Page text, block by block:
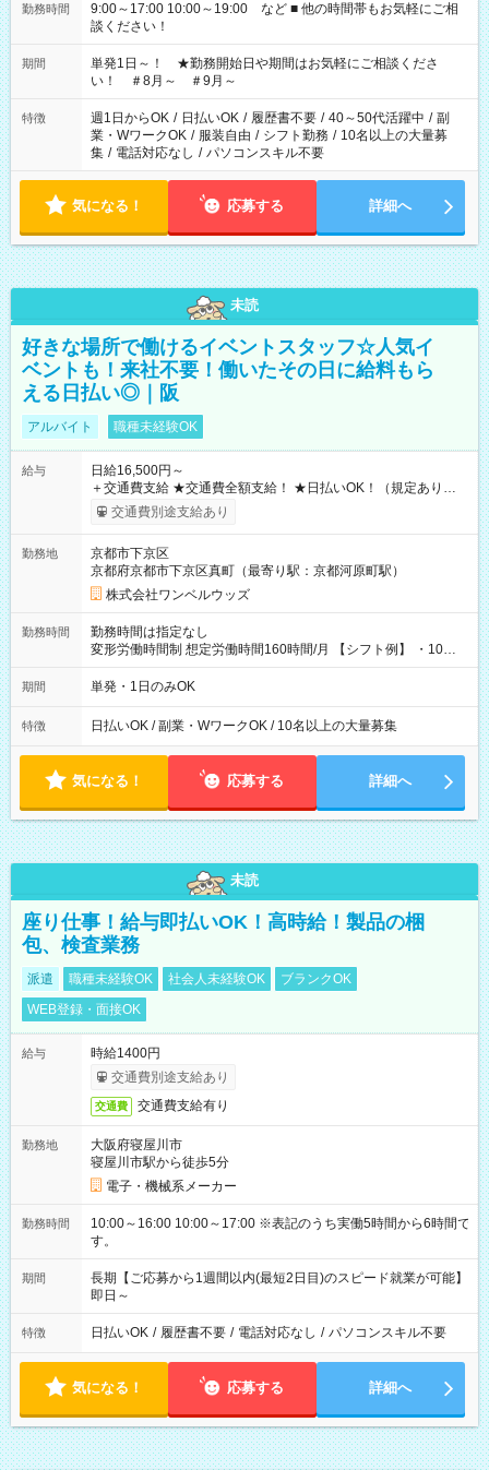
勤務時間
9:00～17:00 10:00～19:00 など ■ 他の時間帯もお気軽にご相
談ください！
期間
単発1日～！ ★勤務開始日や期間はお気軽にご相談くださ
い！ ＃8月～ ＃9月～
特徴 週1日からOK / 日払いOK / 履歴書不要 / 40～50代活躍中 / 副
業・WワークOK / 服装自由 / シフト勤務 / 10名以上の大量募
集 / 電話対応なし / パソコンスキル不要
気になる！ 応募する 詳細へ
未読
好きな場所で働けるイベントスタッフ☆人気イ
ベントも！来社不要！働いたその日に給料もら
える日払い◎｜阪
アルバイト 職種未経験OK
給与
日給16,500円～
＋交通費支給 ★交通費全額支給！ ★日払いOK！（規定あり） ┗
働いたその日に現金GET♪ お仕事後はコンビニATMから 日払
交通費別途支給あり
勤務地
京都市下京区
京都府京都市下京区真町（最寄り駅：京都河原町駅）
株式会社ワンベルウッズ
勤務時間
勤務時間は指定なし
変形労働時間制 想定労働時間160時間/月 【シフト例】 ・10：
00～20：00
期間 単発・1日のみOK
特徴 日払いOK / 副業・WワークOK / 10名以上の大量募集
気になる！ 応募する 詳細へ
未読
座り仕事！給与即払いOK！高時給！製品の梱
包、検査業務
派遣 職種未経験OK 社会人未経験OK
ブランクOK
WEB登録・面接OK
給与
時給1400円
交通費別途支給あり
交通費 交通費支給有り
勤務地
大阪府寝屋川市
寝屋川市駅から徒歩5分
電子・機械系メーカー
勤務時間
10:00～16:00 10:00～17:00 ※表記のうち実働5時間から6時間で
す。
期間
長期【ご応募から1週間以内(最短2日目)のスピード就業が可能】
即日～
特徴 日払いOK / 履歴書不要 / 電話対応なし / パソコンスキル不要
気になる！ 応募する 詳細へ